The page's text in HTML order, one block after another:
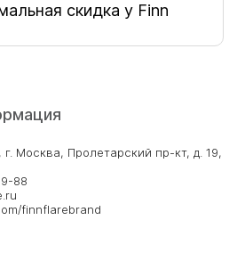
скидка у Finn
г. Москва, Пролетарский пр-кт, д. 19,
88
finnflarebrand